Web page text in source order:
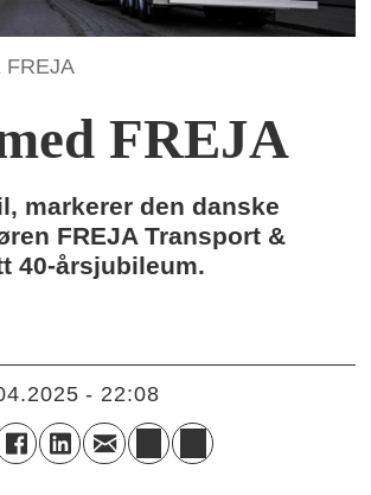
FREJA
FREJA
markerer den danske
FREJA Transport &
40-årsjubileum.
- 22:08